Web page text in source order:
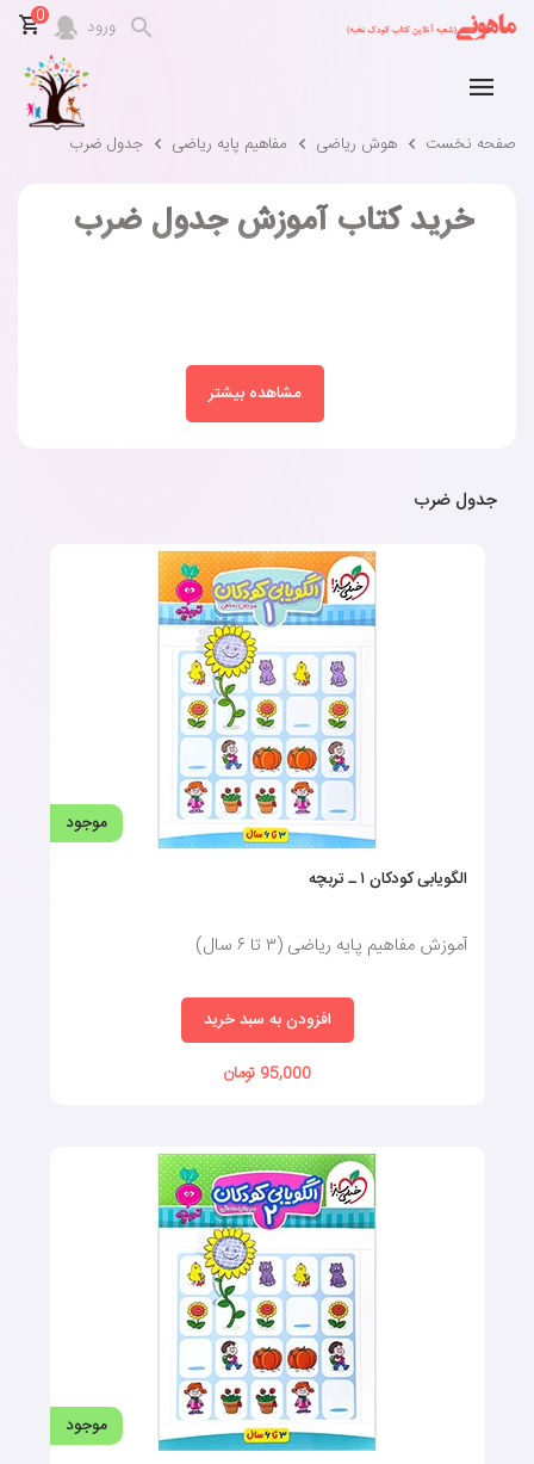
ورود 0
صفحه نخست هوش ریاضی مفاهیم پایه ریاضی جدول ضرب
خرید کتاب آموزش جدول ضرب
مشاهده بیشتر
جدول ضرب
موجود
الگویابی کودکان ۱ ـ تربچه
آموزش مفاهیم پایه ریاضی (۳ تا ۶ سال)
افزودن به سبد خرید
95,000 تومان
موجود